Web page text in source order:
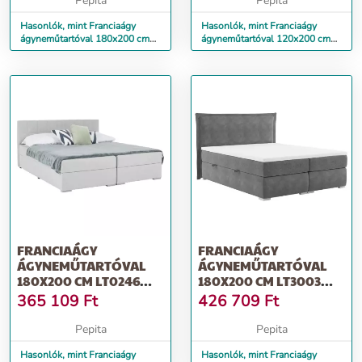
Hasonlók, mint Franciaágy
ágyneműtartóval 180x200 cm
LT0242 bézs
Hasonlók, mint Franciaágy
ágyneműtartóval 120x200 cm
LT0243 világosszürke
FRANCIAÁGY
ÁGYNEMŰTARTÓVAL
180X200 CM LT0246
VILÁGOSSZÜRKE
365 109 Ft
Pepita
Hasonlók, mint Franciaágy
FRANCIAÁGY
ÁGYNEMŰTARTÓVAL
180X200 CM LT3003
SZÜRKE
426 709 Ft
Pepita
Hasonlók, mint Franciaágy